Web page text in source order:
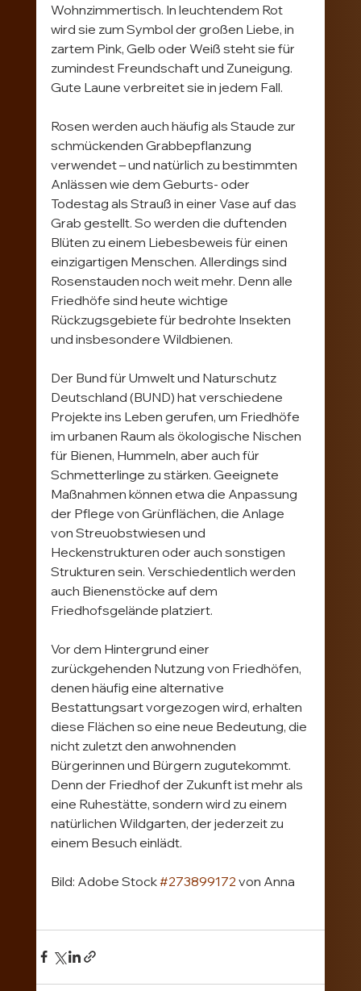
Wohnzimmertisch. In leuchtendem Rot
wird sie zum Symbol der großen Liebe, in
zartem Pink, Gelb oder Weiß steht sie für
zumindest Freundschaft und Zuneigung.
Gute Laune verbreitet sie in jedem Fall.
Rosen werden auch häufig als Staude zur
schmückenden Grabbepflanzung
verwendet – und natürlich zu bestimmten
Anlässen wie dem Geburts- oder
Todestag als Strauß in einer Vase auf das
Grab gestellt. So werden die duftenden
Blüten zu einem Liebesbeweis für einen
einzigartigen Menschen. Allerdings sind
Rosenstauden noch weit mehr. Denn alle
Friedhöfe sind heute wichtige
Rückzugsgebiete für bedrohte Insekten
und insbesondere Wildbienen.
Der Bund für Umwelt und Naturschutz
Deutschland (BUND) hat verschiedene
Projekte ins Leben gerufen, um Friedhöfe
im urbanen Raum als ökologische Nischen
für Bienen, Hummeln, aber auch für
Schmetterlinge zu stärken. Geeignete
Maßnahmen können etwa die Anpassung
der Pflege von Grünflächen, die Anlage
von Streuobstwiesen und
Heckenstrukturen oder auch sonstigen
Strukturen sein. Verschiedentlich werden
auch Bienenstöcke auf dem
Friedhofsgelände platziert.
Vor dem Hintergrund einer
zurückgehenden Nutzung von Friedhöfen,
denen häufig eine alternative
Bestattungsart vorgezogen wird, erhalten
diese Flächen so eine neue Bedeutung, die
nicht zuletzt den anwohnenden
Bürgerinnen und Bürgern zugutekommt.
Denn der Friedhof der Zukunft ist mehr als
eine Ruhestätte, sondern wird zu einem
natürlichen Wildgarten, der jederzeit zu
einem Besuch einlädt.
Bild: Adobe Stock #273899172 von Anna